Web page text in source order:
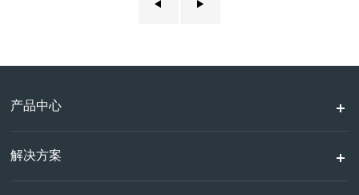
产品中心
解决方案